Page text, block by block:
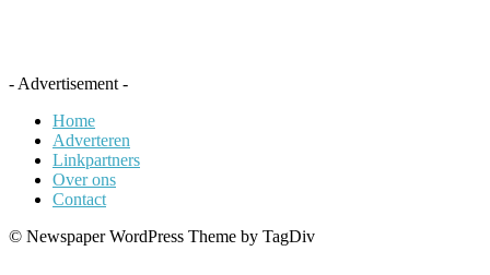
- Advertisement -
Home
Adverteren
Linkpartners
Over ons
Contact
© Newspaper WordPress Theme by TagDiv